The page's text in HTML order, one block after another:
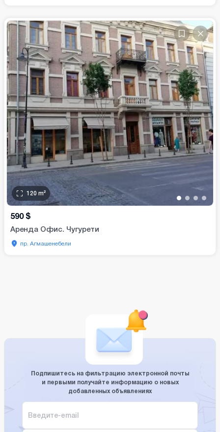
• • • •
120 m²
590 $
Аренда Офис. Чугурети
пр. Агмашенебели
Подпишитесь на фильтрацию электронной почты
и первыми получайте информацию о новых
добавленных объявлениях